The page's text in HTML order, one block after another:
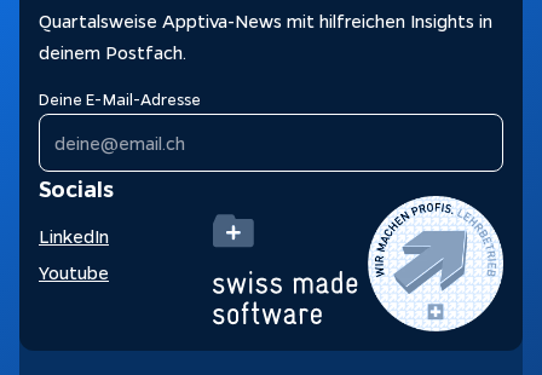
Quartalsweise Apptiva-News mit hilfreichen Insights in
deinem Postfach.
Deine E-Mail-Adresse
Socials
LinkedIn
Youtube